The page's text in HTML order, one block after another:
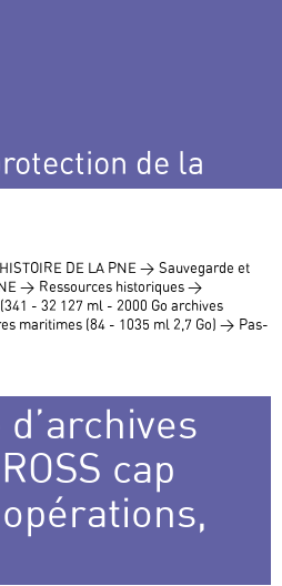
de la
DE LA PNE > Sauvegarde et
> Ressources historiques >
- 32 127 ml - 2000 Go archives
maritimes (84 - 1035 ml 2,7 Go) > Pas-
cap